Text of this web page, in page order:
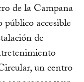
de la Campana
accesible
de
un centro